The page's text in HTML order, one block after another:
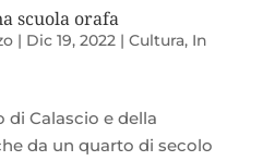
scuola orafa
| Dic 19, 2022| Cultura, In
di Calascio e della
da un quarto di secolo